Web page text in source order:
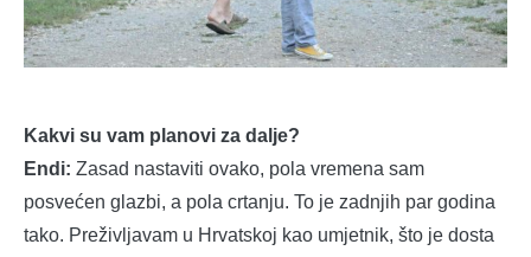
Kakvi su vam planovi za dalje?
Endi: Zasad nastaviti ovako, pola vremena sam
posvećen glazbi, a pola crtanju. To je zadnjih par godina
tako. Preživljavam u Hrvatskoj kao umjetnik, što je dosta